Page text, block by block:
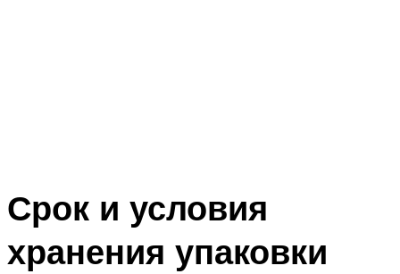
Срок и условия
хранения упаковки